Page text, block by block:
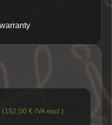
(152,00 € IVA escl.)